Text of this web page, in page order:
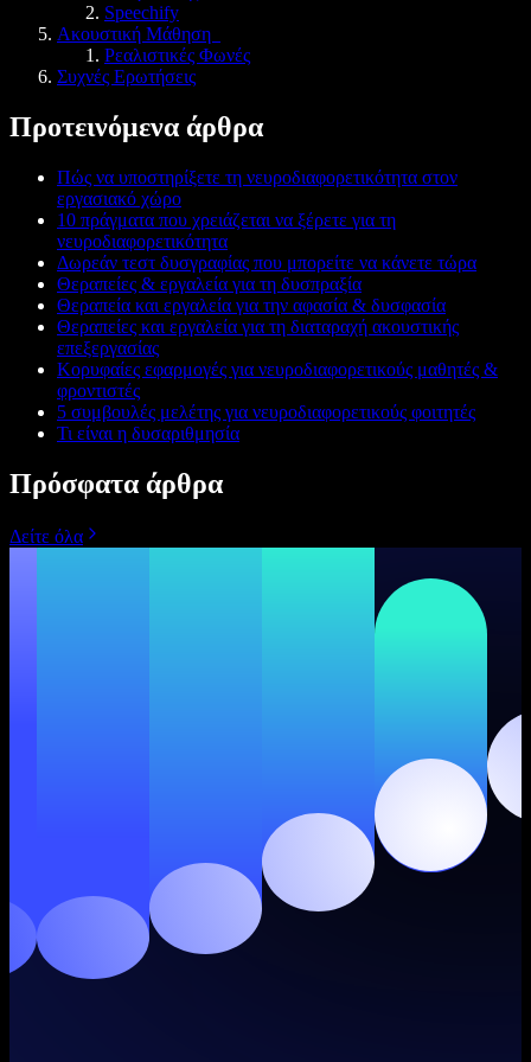
Speechify
Ακουστική Μάθηση
Ρεαλιστικές Φωνές
Συχνές Ερωτήσεις
Προτεινόμενα άρθρα
Πώς να υποστηρίξετε τη νευροδιαφορετικότητα στον
εργασιακό χώρο
10 πράγματα που χρειάζεται να ξέρετε για τη
νευροδιαφορετικότητα
Δωρεάν τεστ δυσγραφίας που μπορείτε να κάνετε τώρα
Θεραπείες & εργαλεία για τη δυσπραξία
Θεραπεία και εργαλεία για την αφασία & δυσφασία
Θεραπείες και εργαλεία για τη διαταραχή ακουστικής
επεξεργασίας
Κορυφαίες εφαρμογές για νευροδιαφορετικούς μαθητές &
φροντιστές
5 συμβουλές μελέτης για νευροδιαφορετικούς φοιτητές
Τι είναι η δυσαριθμησία
Πρόσφατα άρθρα
Δείτε όλα